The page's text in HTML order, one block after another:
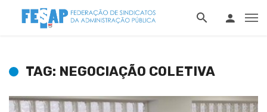
TAG: NEGOCIAÇÃO COLETIVA